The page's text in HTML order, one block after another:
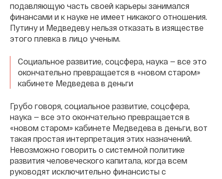
подавляющую часть своей карьеры занимался
финансами и к науке не имеет никакого отношения.
Путину и Медведеву нельзя отказать в изяществе
этого плевка в лицо ученым.
Социальное развитие, соцсфера, наука — все это
окончательно превращается в «новом старом»
кабинете Медведева в деньги
Грубо говоря, социальное развитие, соцсфера,
наука — все это окончательно превращается в
«новом старом» кабинете Медведева в деньги, вот
такая простая интерпретация этих назначений.
Невозможно говорить о системной политике
развития человеческого капитала, когда всем
руководят исключительно финансисты с